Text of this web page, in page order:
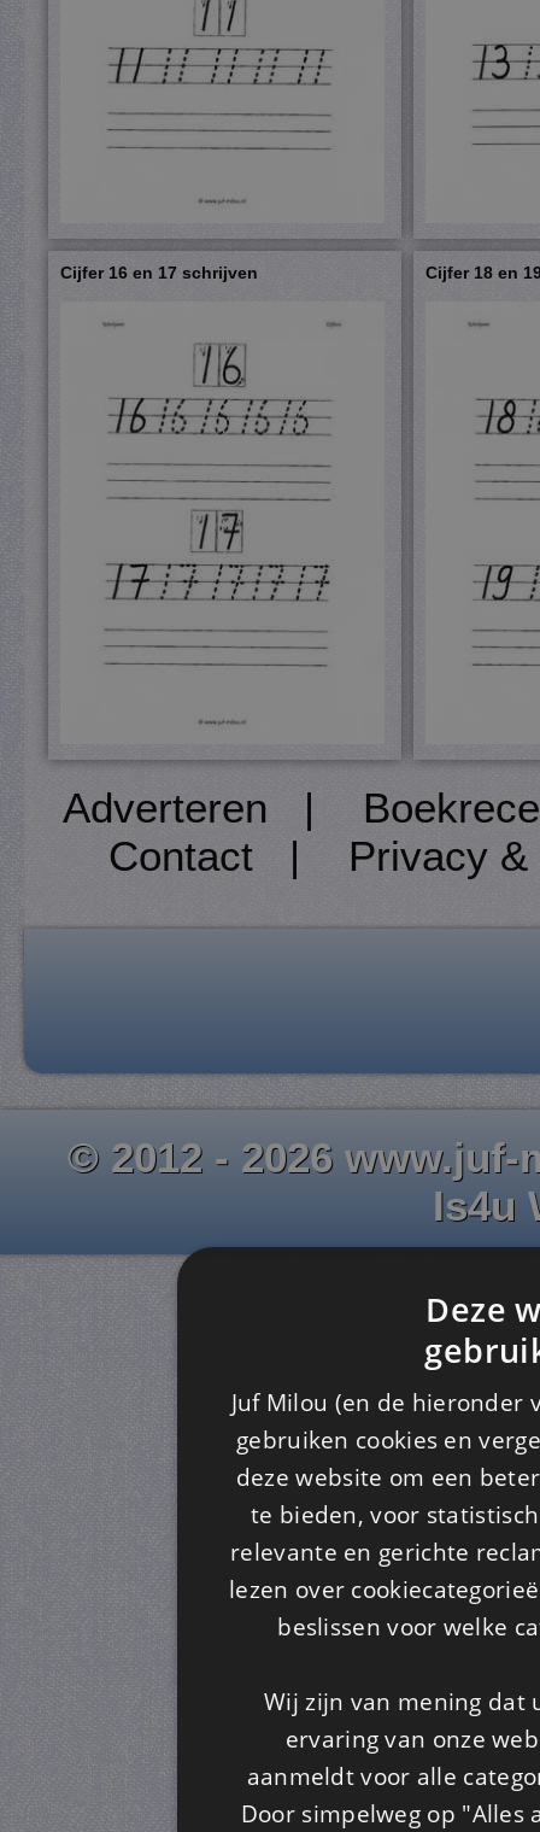
Cijfer 16 en 17 schrijven Cijfer 18 en
Adverteren |
Contact| Privacy &
© 2012 - 2026
Is4u
Deze
Juf Milou (en de
gebruiken cookies en
deze website om een
te bieden, voor
relevante en gerichte
lezen over
beslissen voor welke
Wij zijn van mening dat
ervaring van onze
aanmeldt voor alle
Door simpelweg op